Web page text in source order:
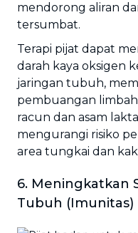
mendorong aliran
tersumbat.
Terapi pijat dapat
darah kaya oksigen
jaringan tubuh,
pembuangan limbah
racun dan asam
mengurangi risiko
area tungkai dan
6. Meningkatkan
Tubuh (Imunitas)